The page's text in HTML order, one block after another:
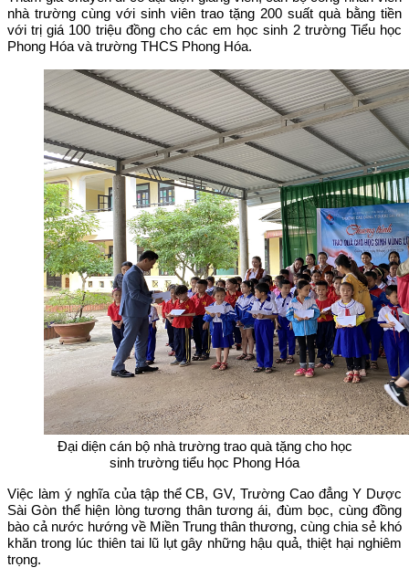
nhà trường cùng với sinh viên trao tặng 200 suất quà bằng tiền
với trị giá 100 triệu đồng cho các em học sinh 2 trường Tiểu học
Phong Hóa và trường THCS Phong Hóa.
Đại diện cán bộ nhà trường trao quà tặng cho học
sinh trường tiểu học Phong Hóa
Việc làm ý nghĩa của tập thể CB, GV, Trường Cao đẳng Y Dược
Sài Gòn thể hiện lòng tương thân tương ái, đùm bọc, cùng đồng
bào cả nước hướng về Miền Trung thân thương, cùng chia sẻ khó
khăn trong lúc thiên tai lũ lụt gây những hậu quả, thiệt hại nghiêm
trọng.